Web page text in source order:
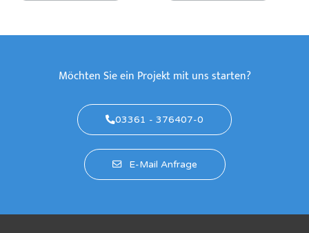
Möchten Sie ein Projekt mit uns starten?
03361 - 376407-0
E-Mail Anfrage